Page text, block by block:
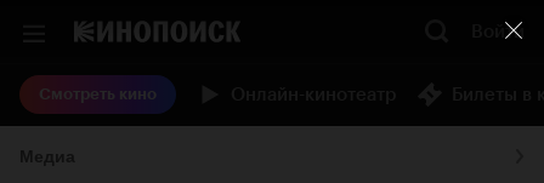
Войти
Смотреть кино